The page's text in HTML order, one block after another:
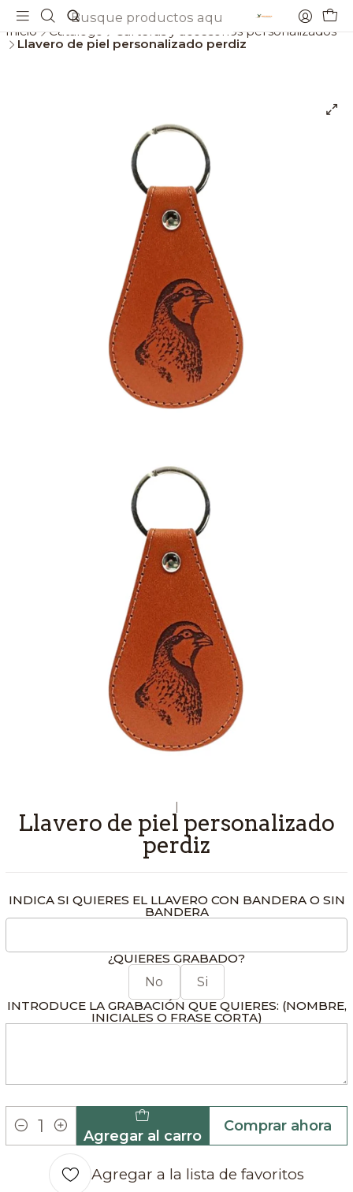
Inicio Catálogo
Carteras y accesorios personalizados
Llavero de piel personalizado perdiz
|
Llavero de piel personalizado
perdiz
INDICA SI QUIERES EL LLAVERO CON BANDERA O SIN
BANDERA
¿QUIERES GRABADO?
No Si
INTRODUCE LA GRABACIÓN QUE QUIERES: (NOMBRE,
INICIALES O FRASE CORTA)
Cantidad Agregar al carro
Comprar ahora
Agregar a la lista de favoritos